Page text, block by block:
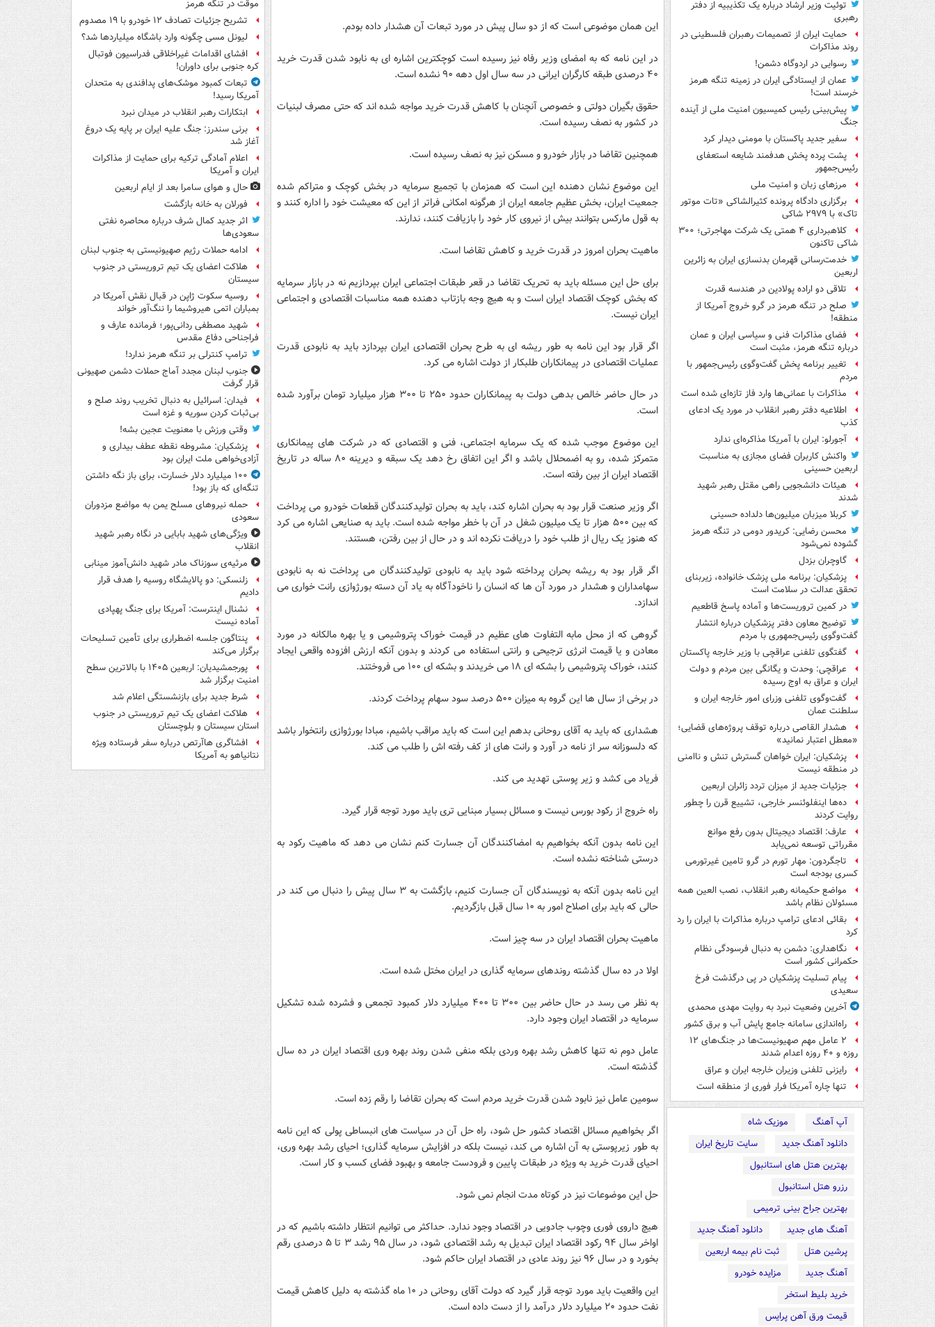
توئیت وزیر ارشاد درباره یک تکذیبیه از دفتر
رهبری
حمایت ایران از تصمیمات رهبران فلسطینی در
روند مذاکرات
رسوایی در اردوگاه دشمن!
عمان از ایستادگی ایران در زمینه تنگه هرمز
خرسند است!
پیش‌بینی رئیس کمیسیون امنیت ملی از آینده
جنگ
سفیر جدید پاکستان با مومنی دیدار کرد
پشت پرده پخش هدفمند شایعه استعفای
رئیس‌جمهور
مرزهای زبان و امنیت ملی
برگزاری دادگاه پرونده کثیرالشاکی «تات موتور
تاک» با ۲۹۷۹ شاکی
کلاهبرداری ۴ همتی یک شرکت مهاجرتی؛ ۳۰۰
شاکی تاکنون
خدمت‌رسانی قهرمان بدنسازی ایران به زائرین
اربعین
تلاقی دو اراده پولادین در هندسه قدرت
صلح در تنگه هرمز در گرو خروج آمریکا از
منطقه!
فضای مذاکرات فنی و سیاسی ایران و عمان
درباره تنگه هرمز، مثبت است
تغییر برنامه پخش گفت‌وگوی رئیس‌جمهور با
مردم
مذاکرات با عمانی‌ها وارد فاز تازه‌ای شده است
اطلاعیه دفتر رهبر انقلاب در مورد یک ادعای
کذب
آجورلو: ایران با آمریکا مذاکره‌ای ندارد
واکنش کاربران فضای مجازی به مناسبت
اربعین حسینی
هیئات دانشجویی راهی مقتل رهبر شهید
شدند
کربلا میزبان میلیون‌ها دلداده حسینی
محسن رضایی: کریدور دومی در تنگه هرمز
گشوده نمی‌شود
گاوچران بزدل
پزشکیان: برنامه ملی پزشک خانواده، زیربنای
تحقق عدالت در سلامت است
در کمین تروریست‌ها و آماده پاسخ قاطعیم
توضیح معاون دفتر پزشکیان درباره انتشار
گفت‌وگوی رئیس‌جمهوری با مردم
گفتگوی تلفنی عراقچی با وزیر خارجه پاکستان
عراقچی: وحدت و یگانگی بین مردم و دولت
ایران و عراق به اوج رسیده
گفت‌وگوی تلفنی وزرای امور خارجه ایران و
سلطنت عمان
هشدار القاصی درباره توقف پروژه‌های قضایی؛
«معطل اعتبار نمانید»
پزشکیان: ایران خواهان گسترش تنش و ناامنی
در منطقه نیست
جزئیات جدید از میزان تردد زائران اربعین
ده‌ها اینفلوئنسر خارجی، تشییع قرن را چطور
روایت کردند
عارف: اقتصاد دیجیتال بدون رفع موانع
مقرراتی توسعه نمی‌یابد
تاجگردون: مهار تورم در گرو تامین غیرتورمی
کسری بودجه است
مواضع حکیمانه رهبر انقلاب، نصب العین همه
مسئولان نظام باشد
بقائی ادعای ترامپ درباره مذاکرات با ایران را رد
کرد
نگاهداری: دشمن به دنبال فرسودگی نظام
حکمرانی کشور است
پیام تسلیت پزشکیان در پی درگذشت فرخ
سعیدی
آخرین وضعیت نبرد به روایت مهدی محمدی
راه‌اندازی سامانه جامع پایش آب و برق کشور
۲ عامل مهم صهیونیست‌ها در جنگ‌های ۱۲
روزه و ۴۰ روزه اعدام شدند
رایزنی تلفنی وزیران خارجه ایران و عراق
تنها چاره آمریکا فرار فوری از منطقه است
آپ آهنگ
موزیک شاه
دانلود آهنگ جدید
سایت تاریخ ایران
بهترین هتل های استانبول
رزرو هتل استانبول
بهترین جراح بینی ترمیمی
آهنگ های جدید
دانلود آهنگ جدید
پرشین هتل
ثبت نام بیمه اربعین
آهنگ جدید
مزایده خودرو
خرید بلیط استخر
قیمت ورق آهن پرایس
این همان موضوعی است که از دو سال پیش در مورد تبعات آن هشدار داده بودم.
در این نامه که به امضای وزیر رفاه نیز رسیده است کوچکترین اشاره ای به نابود شدن قدرت خرید
۴۰ درصدی طبقه کارگران ایرانی در سه سال اول دهه ۹۰ نشده است.
حقوق بگیران دولتی و خصوصی آنچنان با کاهش قدرت خرید مواجه شده اند که حتی مصرف لبنیات
در کشور به نصف رسیده است.
همچنین تقاضا در بازار خودرو و مسکن نیز به نصف رسیده است.
این موضوع نشان دهنده این است که همزمان با تجمیع سرمایه در بخش کوچک و متراکم شده
جمعیت ایران، بخش عظیم جامعه ایران از هرگونه امکانی فراتر از این که معیشت خود را اداره کنند و
به قول مارکس بتوانند بیش از نیروی کار خود را بازیافت کنند، ندارند.
ماهیت بحران امروز در قدرت خرید و کاهش تقاضا است.
برای حل این مسئله باید به تحریک تقاضا در قعر طبقات اجتماعی ایران بپردازیم نه در بازار سرمایه
که بخش کوچک اقتصاد ایران است و به هیچ وجه بازتاب دهنده همه مناسبات اقتصادی و اجتماعی
ایران نیست.
اگر قرار بود این نامه به طور ریشه ای به طرح بحران اقتصادی ایران بپردازد باید به نابودی قدرت
عملیات اقتصادی در پیمانکاران طلبکار از دولت اشاره می کرد.
در حال حاضر خالص بدهی دولت به پیمانکاران حدود ۲۵۰ تا ۳۰۰ هزار میلیارد تومان برآورد شده
است.
این موضوع موجب شده که یک سرمایه اجتماعی، فنی و اقتصادی که در شرکت های پیمانکاری
متمرکز شده، رو به اضمحلال باشد و اگر این اتفاق رخ دهد یک سبقه و دیرینه ۸۰ ساله در تاریخ
اقتصاد ایران از بین رفته است.
اگر وزیر صنعت قرار بود به بحران اشاره کند، باید به بحران تولیدکنندگان قطعات خودرو می پرداخت
که بین ۵۰۰ هزار تا یک میلیون شغل در آن با خطر مواجه شده است. باید به صنایعی اشاره می کرد
که هنوز یک ریال از طلب خود را دریافت نکرده اند و در حال از بین رفتن، هستند.
اگر قرار بود به ریشه بحران پرداخته شود باید به نابودی تولیدکنندگان می پرداخت نه به نابودی
سهامداران و هشدار در مورد آن ها که انسان را ناخودآگاه به یاد آن دسته بورژوازی رانت خواری می
اندازد.
گروهی که از محل مابه التفاوت های عظیم در قیمت خوراک پتروشیمی و یا بهره مالکانه در مورد
معادن و یا قیمت انرژی ترجیحی و رانتی استفاده می کردند و بدون آنکه ارزش افزوده واقعی ایجاد
کنند، خوراک پتروشیمی را بشکه ای ۱۸ می خریدند و بشکه ای ۱۰۰ می فروختند.
در برخی از سال ها این گروه به میزان ۵۰۰ درصد سود سهام پرداخت کردند.
هشداری که باید به آقای روحانی بدهم این است که باید مراقب باشیم، مبادا بورژوازی رانتخوار باشد
که دلسوزانه سر از نامه در آورد و رانت های از کف رفته اش را طلب می کند.
فریاد می کشد و زیر پوستی تهدید می کند.
راه خروج از رکود بورس نیست و مسائل بسیار مبنایی تری باید مورد توجه قرار گیرد.
این نامه بدون آنکه بخواهیم به امضاکنندگان آن جسارت کنم نشان می دهد که ماهیت رکود به
درستی شناخته نشده است.
این نامه بدون آنکه به نویسندگان آن جسارت کنیم، بازگشت به ۳ سال پیش را دنبال می کند در
حالی که باید برای اصلاح امور به ۱۰ سال قبل بازگردیم.
ماهیت بحران اقتصاد ایران در سه چیز است.
اولا در ده سال گذشته روندهای سرمایه گذاری در ایران مختل شده است.
به نظر می رسد در حال حاضر بین ۳۰۰ تا ۴۰۰ میلیارد دلار کمبود تجمعی و فشرده شده تشکیل
سرمایه در اقتصاد ایران وجود دارد.
عامل دوم نه تنها کاهش رشد بهره وردی بلکه منفی شدن روند بهره وری اقتصاد ایران در ده سال
گذشته است.
سومین عامل نیز نابود شدن قدرت خرید مردم است که بحران تقاضا را رقم زده است.
اگر بخواهیم مسائل اقتصاد کشور حل شود، راه حل آن در سیاست های انبساطی پولی که این نامه
به طور زیرپوستی به آن اشاره می کند، نیست بلکه در افزایش سرمایه گذاری؛ احیای رشد بهره وری،
احیای قدرت خرید به ویژه در طبقات پایین و فرودست جامعه و بهبود فضای کسب و کار است.
حل این موضوعات نیز در کوتاه مدت انجام نمی شود.
هیچ داروی فوری وچوب جادویی در اقتصاد وجود ندارد. حداکثر می توانیم انتظار داشته باشیم که در
اواخر سال ۹۴ رکود اقتصاد ایران تبدیل به رشد اقتصادی شود، در سال ۹۵ رشد ۳ تا ۵ درصدی رقم
بخورد و در سال ۹۶ نیز روند عادی در اقتصاد ایران حاکم شود.
این واقعیت باید مورد توجه قرار گیرد که دولت آقای روحانی در ۱۰ ماه گذشته به دلیل کاهش قیمت
نفت حدود ۲۰ میلیارد دلار درآمد را از دست داده است.
موقت در تنگه هرمز
تشریح جزئیات تصادف ۱۲ خودرو با ۱۹ مصدوم
لیونل مسی چگونه وارد باشگاه میلیاردها شد؟
افشای اقدامات غیراخلاقی فدراسیون فوتبال
کره جنوبی برای داوران!
تبعات کمبود موشک‌های پدافندی به متحدان
آمریکا رسید!
ابتکارات رهبر انقلاب در میدان نبرد
برنی سندرز: جنگ علیه ایران بر پایه یک دروغ
آغاز شد
اعلام آمادگی ترکیه برای حمایت از مذاکرات
ایران و آمریکا
حال و هوای سامرا بعد از ایام اربعین
فورلان به خانه بازگشت
اثر جدید کمال شرف درباره محاصره نفتی
سعودی‌ها
ادامه حملات رژیم صهیونیستی به جنوب لبنان
هلاکت اعضای یک تیم تروریستی در جنوب
سیستان
روسیه سکوت ژاپن در قبال نقش آمریکا در
بمباران اتمی هیروشیما را ننگ‌آور خواند
شهید مصطفی ردانی‌پور؛ فرمانده عارف و
فراجناحی دفاع مقدس
ترامپ کنترلی بر تنگه هرمز ندارد!
جنوب لبنان مجدد آماج حملات دشمن صهیونی
قرار گرفت
فیدان: اسرائیل به دنبال تخریب روند صلح و
بی‌ثبات کردن سوریه و غزه است
وقتی ورزش با معنویت عجین بشه!
پزشکیان: مشروطه نقطه عطف بیداری و
آزادی‌خواهی ملت ایران بود
۱۰۰ میلیارد دلار خسارت، برای باز نگه داشتن
تنگه‌ای که باز بود!
حمله نیروهای مسلح یمن به مواضع مزدوران
سعودی
ویژگی‌های شهید بابایی در نگاه رهبر شهید
انقلاب
مرثیه‌ی سوزناک مادر شهید دانش‌آموز مینابی
زلنسکی: دو پالایشگاه روسیه را هدف قرار
دادیم
نشنال اینترست: آمریکا برای جنگ پهپادی
آماده نیست
پنتاگون جلسه اضطراری برای تأمین تسلیحات
برگزار می‌کند
پورجمشیدیان: اربعین ۱۴۰۵ با بالاترین سطح
امنیت برگزار شد
شرط جدید برای بازنشستگی اعلام شد
هلاکت اعضای یک تیم تروریستی در جنوب
استان سیستان و بلوچستان
افشاگری هاآرتص درباره سفر فرستاده ویژه
نتانیاهو به آمریکا